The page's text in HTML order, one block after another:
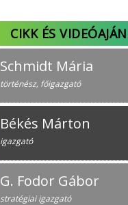
CIKK ÉS
Schmidt Mária
történész, főigazgató
Békés Márton
igazgató
G. Fodor Gábor
stratégiai igazgató